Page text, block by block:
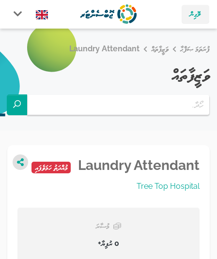
ލޮގިން
ފުރަތަމަ ޞަފްޙާ ވަޒީފާތައް Laundry Attendant
ވަޒީފާތައް
Laundry Attendant މުއްދަތު ހަމަވެފައި
Tree Top Hospital
މުސާރަ
0 ރުފިޔާ+